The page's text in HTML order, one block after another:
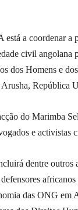
a coordenar a
civil angolana
dos Homens e
República
do Marimba
e activistas
dentre outros
das ONG em